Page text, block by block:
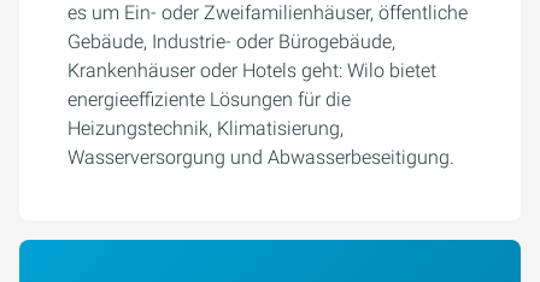
es um Ein- oder Zweifamilienhäuser, öffentliche
Gebäude, Industrie- oder Bürogebäude,
Krankenhäuser oder Hotels geht: Wilo bietet
energieeffiziente Lösungen für die
Heizungstechnik, Klimatisierung,
Wasserversorgung und Abwasserbeseitigung.